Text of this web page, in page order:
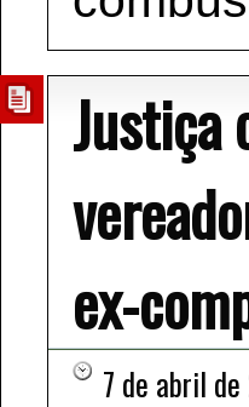
Justiça
ex-
7 de abril